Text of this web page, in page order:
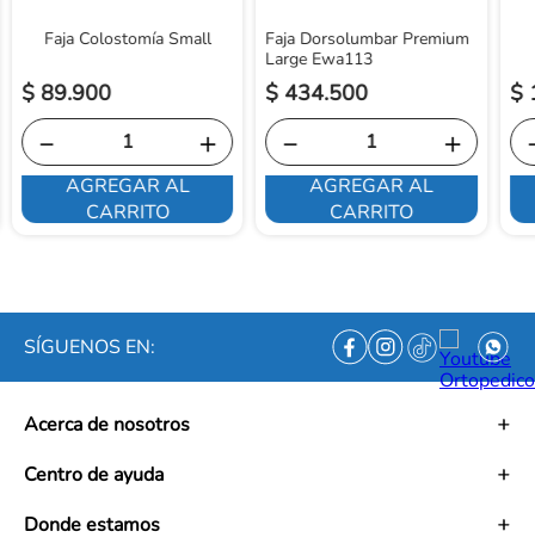
Faja Colostomía Small
$ 89.900
＋
－
AGREGAR AL
CARRITO
Faja Dorsolumbar Premium
Large Ewa113
$ 434.500
＋
－
AGREGAR AL
CARRITO
$
SÍGUENOS EN:
Acerca de nosotros
Misión
Trabaja con nosotros
Centro de ayuda
Políticas de tratamiento de datos personales
Donde estamos